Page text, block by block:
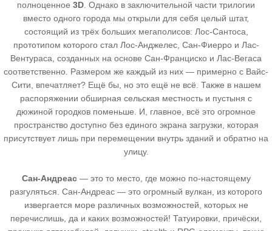
полноценное 3D . Однако в заключительной части трилогии
вместо одного города мы открыли для себя целый штат,
состоящий из трёх больших мегаполисов: Лос-Сантоса,
прототипом которого стал Лос-Анджелес, Сан-Фиерро и Лас-
Вентураса, созданных на основе Сан-Франциско и Лас-Вегаса
соответственно. Размером же каждый из них — примерно с Вайс-
Сити, впечатляет? Ещё бы, но это ещё не всё. Также в нашем
распоряжении обширная сельская местность и пустыня с
дюжиной городков поменьше. И, главное, всё это огромное
пространство доступно без единого экрана загрузки, которая
присутствует лишь при перемещении внутрь зданий и обратно на
улицу.
Сан-Андреас— это то место, где можно по-настоящему
разгуляться. Сан-Андреас — это огромный вулкан, из которого
извергается море различных возможностей, которых не
перечислишь, да и каких возможностей! Татуировки, причёски,